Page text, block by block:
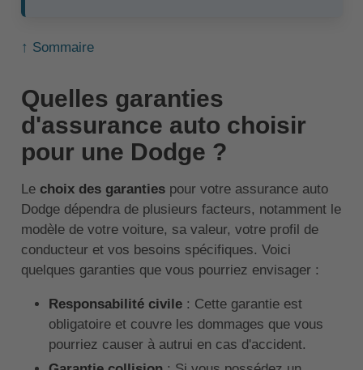
↑ Sommaire
Quelles garanties
d'assurance auto choisir
pour une Dodge ?
Le choix des garantiespour votre assurance auto
Dodge dépendra de plusieurs facteurs, notamment le
modèle de votre voiture, sa valeur, votre profil de
conducteur et vos besoins spécifiques. Voici
quelques garanties que vous pourriez envisager :
Responsabilité civile : Cette garantie est
obligatoire et couvre les dommages que vous
pourriez causer à autrui en cas d'accident.